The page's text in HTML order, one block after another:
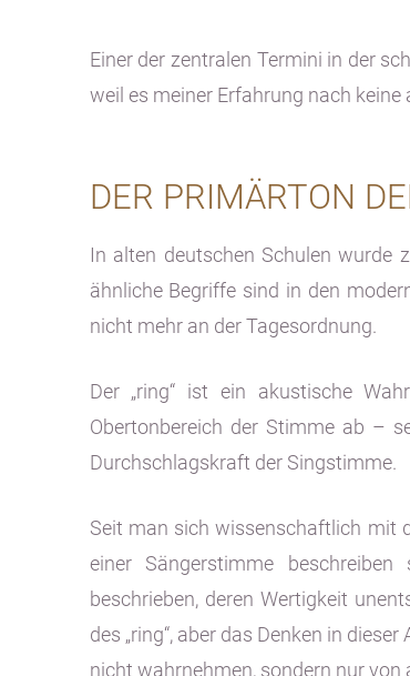
Einer der zentralen Termini in der
weil es meiner Erfahrung nach
DER PRIMÄRTON
In alten deutschen Schulen wurde
ähnliche Begriffe sind in den
nicht mehr an der Tagesordnung.
Der „ring“ ist ein akustische
Obertonbereich der Stimme ab –
Durchschlagskraft der Singstimme.
Seit man sich wissenschaftlich mit
einer Sängerstimme
beschrieben, deren Wertigkeit
des „ring“, aber das Denken in
nicht wahrnehmen, sondern nur